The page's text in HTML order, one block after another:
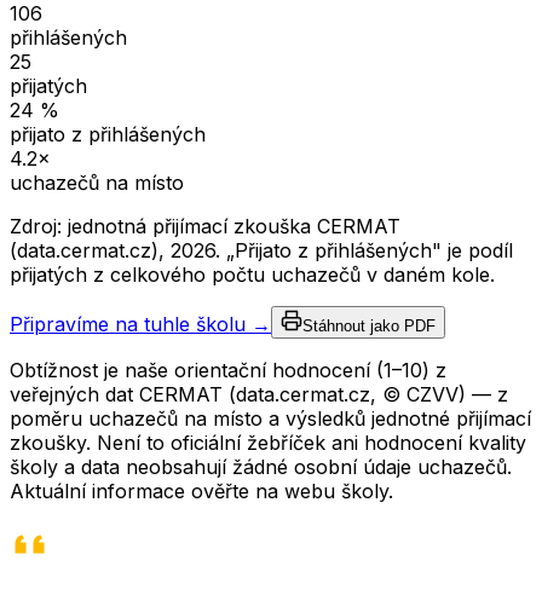
106
přihlášených
25
přijatých
24 %
přijato z přihlášených
4.2×
uchazečů na místo
Zdroj: jednotná přijímací zkouška CERMAT
(data.cermat.cz), 2026. „Přijato z přihlášených" je podíl
přijatých z celkového počtu uchazečů v daném kole.
Připravíme na tuhle školu → Stáhnout jako PDF
Obtížnost je naše orientační hodnocení (1–10) z
veřejných dat CERMAT (data.cermat.cz, © CZVV) — z
poměru uchazečů na místo a výsledků jednotné přijímací
zkoušky. Není to oficiální žebříček ani hodnocení kvality
školy a data neobsahují žádné osobní údaje uchazečů.
Aktuální informace ověřte na webu školy.